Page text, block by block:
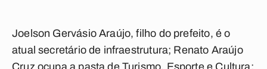
Joelson Gervásio Araújo, filho do prefeito, é o
atual secretário de infraestrutura; Renato Araújo
Cruz ocupa a pasta de Turismo, Esporte e Cultura;